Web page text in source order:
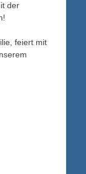
der
feiert mit